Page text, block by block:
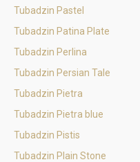
Tubadzin Pastel
Tubadzin Patina Plate
Tubadzin Perlina
Tubadzin Persian Tale
Tubadzin Pietra
Tubadzin Pietra blue
Tubadzin Pistis
Tubadzin Plain Stone